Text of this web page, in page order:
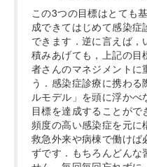
この3つの目標はとても
成できてはじめて感染
できます．逆に言えば
積みあげても，上記の目
者さんのマネジメントに
う．感染症診療に携わ
ルモデル」を頭に浮か
目標を達成することが
頻度の高い感染症を元
救急外来や病棟で働けば
ずです．もちろんどんな